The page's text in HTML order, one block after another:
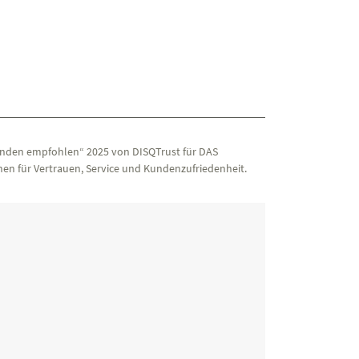
empfohlen“ 2025 von DISQTrust für DAS
für Vertrauen, Service und Kundenzufriedenheit.